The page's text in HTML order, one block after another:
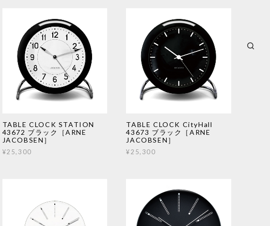
TABLE CLOCK STATION
43672 ブラック［ARNE
JACOBSEN］
¥25,300
TABLE CLOCK CityHall
43673 ブラック［ARNE
JACOBSEN］
¥25,300